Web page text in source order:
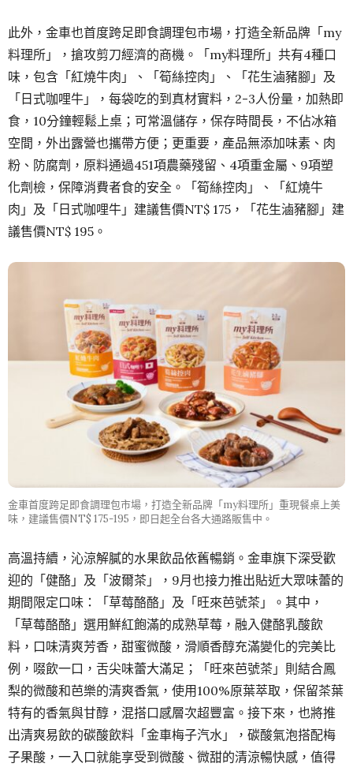
此外，金車也首度跨足即食調理包市場，打造全新品牌「my
料理所」，搶攻剪刀經濟的商機。「my料理所」共有4種口
味，包含「紅燒牛肉」、「筍絲控肉」、「花生滷豬腳」及
「日式咖哩牛」，每袋吃的到真材實料，2-3人份量，加熱即
食，10分鐘輕鬆上桌；可常溫儲存，保存時間長，不佔冰箱
空間，外出露營也攜帶方便；更重要，產品無添加味素、肉
粉、防腐劑，原料通過451項農藥殘留、4項重金屬、9項塑
化劑檢，保障消費者食的安全。「筍絲控肉」、「紅燒牛
肉」及「日式咖哩牛」建議售價NT$ 175，「花生滷豬腳」建
議售價NT$ 195。
金車首度跨足即食調理包市場，打造全新品牌「my料理所」重現餐桌上美
味，建議售價NT$ 175-195，即日起全台各大通路販售中。
高溫持續，沁涼解膩的水果飲品依舊暢銷。金車旗下深受歡
迎的「健酪」及「波爾茶」，9月也接力推出貼近大眾味蕾的
期間限定口味：「草莓酪酪」及「旺來芭號茶」。其中，
「草莓酪酪」選用鮮紅飽滿的成熟草莓，融入健酪乳酸飲
料，口味清爽芳香，甜蜜微酸，滑順香醇充滿變化的完美比
例，啜飲一口，舌尖味蕾大滿足；「旺來芭號茶」則結合鳳
梨的微酸和芭樂的清爽香氣，使用100%原葉萃取，保留茶葉
特有的香氣與甘醇，混搭口感層次超豐富。接下來，也將推
出清爽易飲的碳酸飲料「金車梅子汽水」，碳酸氣泡搭配梅
子果酸，一入口就能享受到微酸、微甜的清涼暢快感，值得